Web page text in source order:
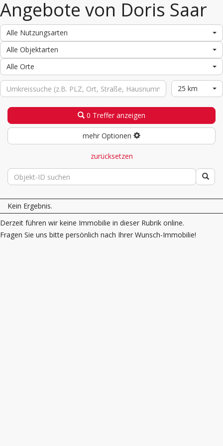
Angebote von Doris Saar
Alle Nutzungsarten
Alle Objektarten
Alle Orte
25 km
0 Treffer anzeigen
mehr Optionen
zurücksetzen
Kein Ergebnis.
Derzeit führen wir keine Immobilie in dieser Rubrik online.
Fragen Sie uns bitte persönlich nach Ihrer Wunsch-Immobilie!